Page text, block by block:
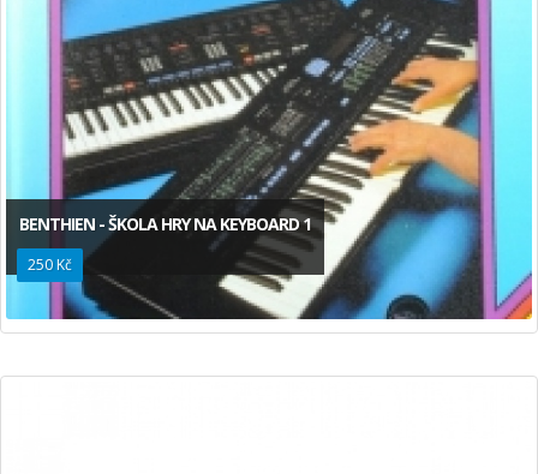
BENTHIEN - ŠKOLA HRY NA KEYBOARD 1
250 Kč